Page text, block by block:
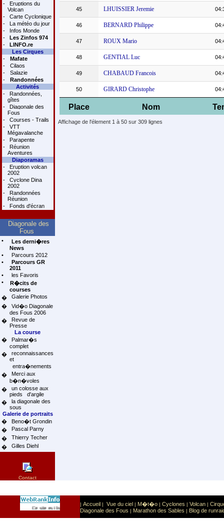
-
Eruptions du
Volcan
-
Carte Cyclonique
-
La météo du jour
-
Infos Monde
-
Les Zinfos 974
-
LINFO.re
Les Cirques
-
Mafate
-
Cilaos
-
Salazie
-
Randonnées
Activités
-
Randonnées,
gîtes
-
Diagonale des
Fous
-
Courses - Trails
-
VTT
Mégavalanche
-
Parapente
-
Réunion
Aventures
Diaporamas
-
Eruption volcan
2002
-
Cyclone Dina
2002
-
Randonnées
Réunion
-
Fonds d'écran
Diagonale des
Fous
•
Les derni�res
News
•
Parcours 2012
•
Parcours GR
2011
•
les Favoris
•
R�cits de
courses
�
Galerie Photos
�
Vid�o Diagonale
des Fous 2006
�
Revue de
Presse
La course
�
Palmar�s
complet
�
reconnaissances
et
entra�nements
�
Merci aux
b�n�voles
�
un colosse aux
pieds d'argile
�
la diagonale des
sous
Galerie de portraits
�
Beno�t Grondin
�
Pascal Parny
�
Thierry Techer
�
Gilles Diehl
Contact
Place Nom
45 LHUISSIER Jeremie
46 BERNARD Philippe
47 ROUX Mario
48 GENTIAL Luc
49 CHABAUD Francois
50 GIRARD Christophe
Affichage de l'élement 1 à 50 sur 309 lignes
Ce site est list� dans la cat�gorie Sport: Sports extr�mes
| Accueil | Vue du ciel | M�t�o | Cyclones | Volcan |
Diagonale des Fous | Marathon des Sables | Blog de